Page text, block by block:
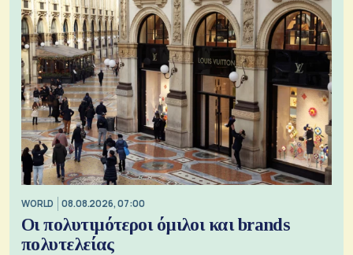
WORLD 08.08.2026, 07:00
Οι πολυτιμότεροι όμιλοι και brands
πολυτελείας